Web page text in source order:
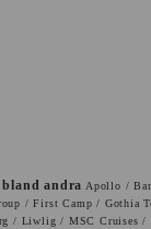
andra Apollo /
/ First Camp / Gothia
/ Liwlig / MSC Cruises /